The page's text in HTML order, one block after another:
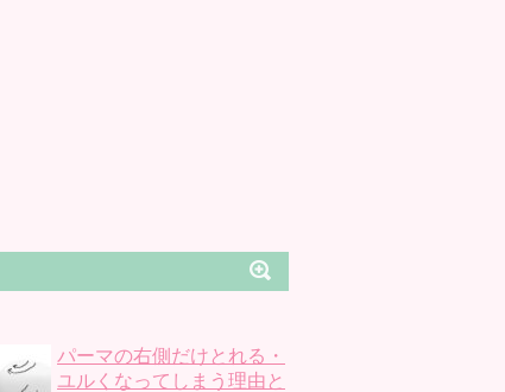
パーマの右側だけとれる・
ユルくなってしまう理由と